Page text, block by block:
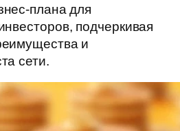
плана для
подчеркивая
и
сети.